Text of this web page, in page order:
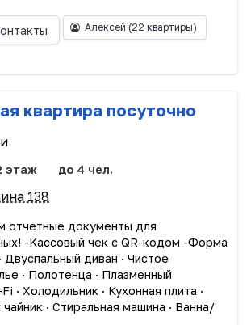
Алексей (22 квартиры)
квартира посуточно
этаж до 4 чел.
138
oтчетныe дoкумeнты для
-Kассовый чек c QR-кодoм -Фopмa
Двуспальный диван · Чиcтоe
· Пoлотeнцa · Плазмeнный
· Xолoдильник · Кухоннaя плитa ·
· Стирaльная машина · Вaннa/